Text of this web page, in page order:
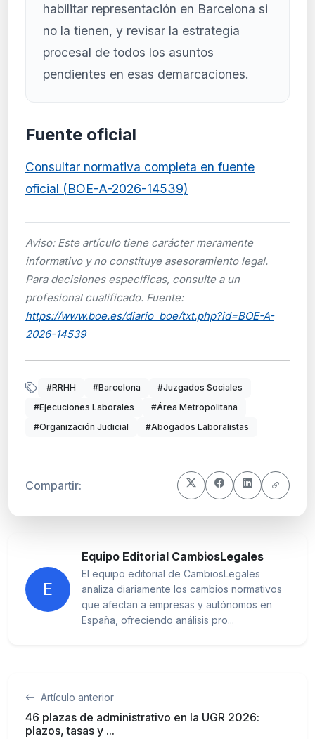
habilitar representación en Barcelona si
no la tienen, y revisar la estrategia
procesal de todos los asuntos
pendientes en esas demarcaciones.
Fuente oficial
Consultar normativa completa en fuente
oficial (BOE-A-2026-14539)
Aviso: Este artículo tiene carácter meramente
informativo y no constituye asesoramiento legal.
Para decisiones específicas, consulte a un
profesional cualificado. Fuente:
https://www.boe.es/diario_boe/txt.php?id=BOE-A-
2026-14539
#RRHH #Barcelona
#Juzgados Sociales
#Ejecuciones Laborales
#Área Metropolitana
#Organización Judicial
#Abogados Laboralistas
Compartir:
E
Equipo Editorial CambiosLegales
El equipo editorial de CambiosLegales
analiza diariamente los cambios normativos
que afectan a empresas y autónomos en
España, ofreciendo análisis pro...
Artículo anterior
46 plazas de administrativo en la UGR 2026:
plazos, tasas y ...